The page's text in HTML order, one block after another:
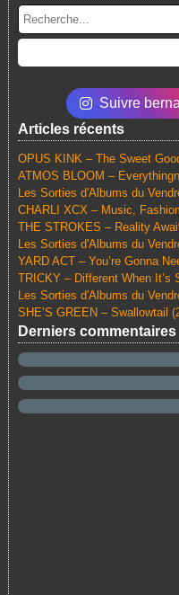
Suivre
Articles récents
OPUS KINK – The Sweet
ATMOS BLOOM –
Les Sorties d'Albums du
CHARLI XCX – Music,
THE STROKES – Reality
Les Sorties d'Albums du
YARD ACT – You’re Gonna
TRICKY – Different When It’s
Les Sorties d'Albums du
SHE’S GREEN – Swallowtail
Derniers commentaires